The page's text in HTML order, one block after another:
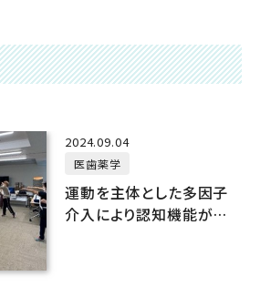
2024.09.04
医歯薬学
運動を主体とした多因子
介入により認知機能が向